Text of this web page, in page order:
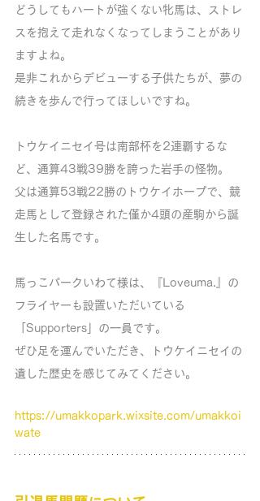
どうしてもハートが強くない牝馬は、ストレ
スを抱えて走れなくなってしまうことがあり
ますよね。
是非これからデビューする子供たちが、夢の
続きを歩んで行ってほしいですね。
トウケイニセイ号は南部杯を2連覇するな
ど、通算43戦39勝を誇った岩手の怪物。
父は通算53戦22勝のトウケイホープで、競
走馬として登録された僅か4頭の産駒から誕
生した名馬です。
馬っこパークいわて様は、『Loveuma.』の
フライヤーも設置いただいている
「Supporters」の一員です。
ぜひ足を運んでいただき、トウケイニセイの
遺した歴史を感じてみてください。
https://umakkopark.wixsite.com/umakkoi
wate